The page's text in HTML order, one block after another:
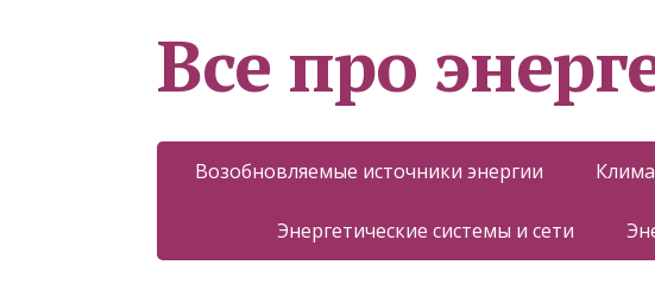
Все про
Возобновляемые источники энергии
Энергетические системы и сети